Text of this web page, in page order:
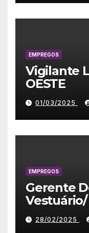
EMPREGOS
Vigilante
OESTE
01/03/2025
EMPREGOS
Gerente
Vestuário/
28/02/2025